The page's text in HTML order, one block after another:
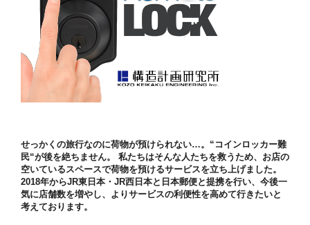
せっかくの旅行なのに荷物が預けられない…。“コインロッカー難
民“が後を絶ちません。 私たちはそんな人たちを救うため、お店の
空いているスペースで荷物を預けるサービスを立ち上げました。
2018年からJR東日本・JR西日本と日本郵便と提携を行い、今後一
気に店舗数を増やし、よりサービスの利便性を高めて行きたいと
考えております。